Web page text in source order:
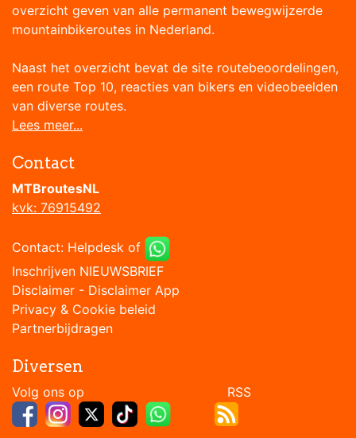
overzicht geven van alle permanent bewegwijzerde
mountainbikeroutes in Nederland.
Naast het overzicht bevat de site routebeoordelingen,
een route Top 10, reacties van bikers en videobeelden
van diverse routes.
Lees meer...
Contact
MTBroutesNL
kvk: 76915492
Contact: Helpdesk of
Inschrijven NIEUWSBRIEF
Disclaimer - Disclaimer App
Privacy & Cookie beleid
Partnerbijdragen
Diversen
Volg ons op RSS